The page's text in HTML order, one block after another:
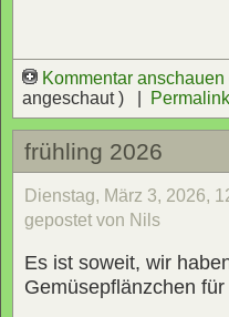
Kommentar
angeschaut ) |
Permalink
frühling 2026
Dienstag, März 3, 2026,
gepostet von Nils
Es ist soweit, wir
Gemüsepflänzchen